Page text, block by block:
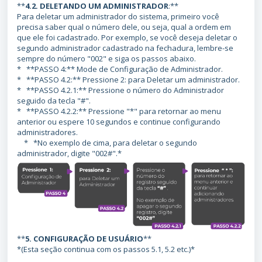
**4.2. DELETANDO UM ADMINISTRADOR:**
Para deletar um administrador do sistema, primeiro você
precisa saber qual o número dele, ou seja, qual a ordem em
que ele foi cadastrado. Por exemplo, se você deseja deletar o
segundo administrador cadastrado na fechadura, lembre-se
sempre do número "002" e siga os passos abaixo.
* **PASSO 4:** Mode de Configuração de Administrador.
* **PASSO 4.2:** Pressione 2: para Deletar um administrador.
* **PASSO 4.2.1:** Pressione o número do Administrador
seguido da tecla "#".
* **PASSO 4.2.2:** Pressione "*" para retornar ao menu
anterior ou espere 10 segundos e continue configurando
administradores.
* *No exemplo de cima, para deletar o segundo
administrador, digite "002#".*
**5. CONFIGURAÇÃO DE USUÁRIO**
*(Esta seção continua com os passos 5.1, 5.2 etc.)*